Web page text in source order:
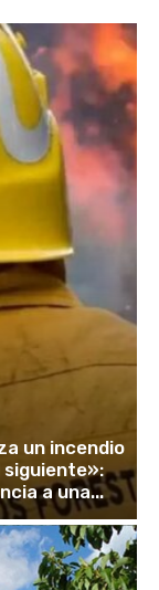
un incendio
a una...